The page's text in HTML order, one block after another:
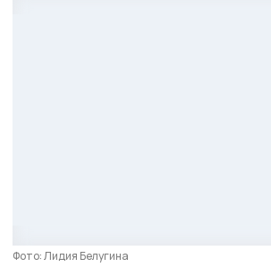
Фото: Лидия Белугина